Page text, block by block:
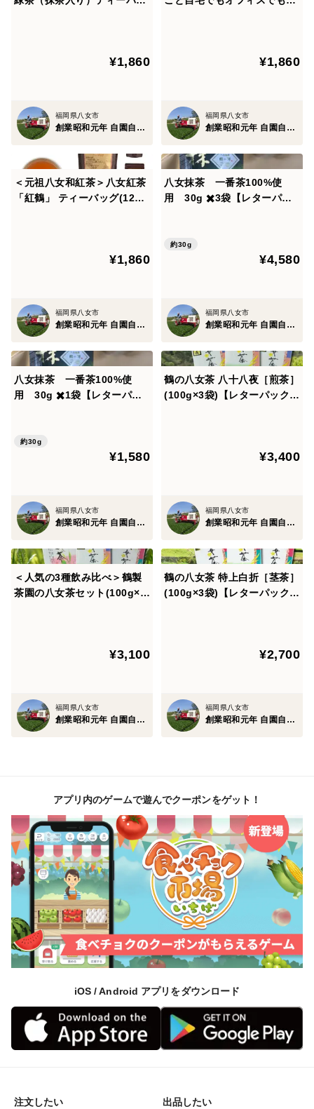
八女地域は、最適な雨量と内陸性気候の寒暖差等、美味
いですが、全国茶品評会の玉露部門において20年以上連
＜発送・同梱について＞
発送方法は日本郵政（ゆうパケット・定形外・レター
パック等）での発送になりますのでご了承ください。複
数購入や他のお茶との同梱はできません。
¥1,860
福岡県八女市
創業昭和元年 自園自製 八女の鶴製茶園
¥1,860
福岡県八女市
創業昭和元年 自園自製 八女の鶴製茶園
＜元祖八女和紅茶＞八女紅茶
「紅鶴」 ティーバッグ(120g
¥1,860
福岡県八女市
創業昭和元年 自園自製 八女の鶴製茶園
八女抹茶 一番茶100%使
用 30g ✖️3袋【レターパッ
約30g
¥4,580
福岡県八女市
創業昭和元年 自園自製 八女の鶴製茶園
八女抹茶 一番茶100%使
用 30g ✖️1袋【レターパッ
約30g
¥1,580
福岡県八女市
創業昭和元年 自園自製 八女の鶴製茶園
鶴の八女茶 八十八夜［煎茶］
(100g×3袋)【レターパックラ
¥3,400
福岡県八女市
創業昭和元年 自園自製 八女の鶴製茶園
＜人気の3種飲み比べ＞鶴製
茶園の八女茶セット(100g×3
¥3,100
福岡県八女市
創業昭和元年 自園自製 八女の鶴製茶園
鶴の八女茶 特上白折［茎茶］
(100g×3袋)【レターパックラ
¥2,700
福岡県八女市
創業昭和元年 自園自製 八女の鶴製茶園
アプリ内のゲームで遊んでクーポンをゲット！
iOS / Android アプリをダウンロード
注文したい 出品したい